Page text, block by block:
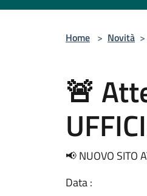
Home > Novità >
🚨
📢 NUOVO SITO
Data :